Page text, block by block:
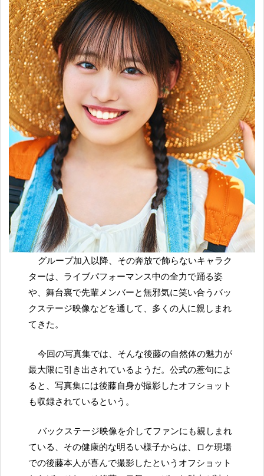
グループ加入以降、その奔放で飾らないキャラク
ターは、ライブパフォーマンス中の全力で踊る姿
や、舞台裏で先輩メンバーと無邪気に笑い合うバッ
クステージ映像などを通して、多くの人に親しまれ
てきた。
今回の写真集では、そんな後藤の自然体の魅力が
最大限に引き出されているようだ。公式の惹句によ
ると、写真集には後藤自身が撮影したオフショット
も収録されているという。
バックステージ映像を介してファンにも親しまれ
ている、その健康的な明るい様子からは、ロケ現場
での後藤本人が喜んで撮影したというオフショット